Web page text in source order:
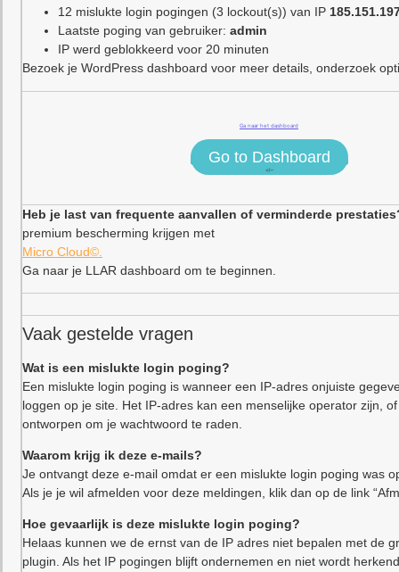
12 mislukte login pogingen (3 lockout(s)) van IP
Laatste poging van gebruiker: admin
IP werd geblokkeerd voor 20 minuten
Bezoek je WordPress dashboard voor meer details, onderzoek
Ga naar het dashboard
Go to Dashboard
<!–
Heb je last van frequente aanvallen of verminderde
premium bescherming krijgen met
Micro Cloud©.
Ga naar je LLAR dashboard om te beginnen.
Vaak gestelde vragen
Wat is een mislukte login poging?
Een mislukte login poging is wanneer een IP-adres onjuiste
loggen op je site. Het IP-adres kan een menselijke operator zijn,
ontworpen om je wachtwoord te raden.
Waarom krijg ik deze e-mails?
Je ontvangt deze e-mail omdat er een mislukte login poging was
Als je je wil afmelden voor deze meldingen, klik dan op de link
Hoe gevaarlijk is deze mislukte login poging?
Helaas kunnen we de ernst van de IP adres niet bepalen met de
plugin. Als het IP pogingen blijft ondernemen en niet wordt